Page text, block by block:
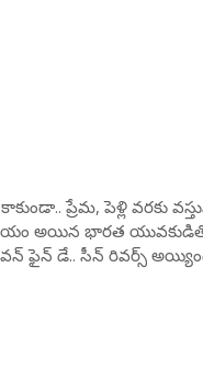
ప్రేమ, పెళ్లి వరకు
అయిన భారత
వన్ ఫైన్ డే.. సీన్ రివర్స్